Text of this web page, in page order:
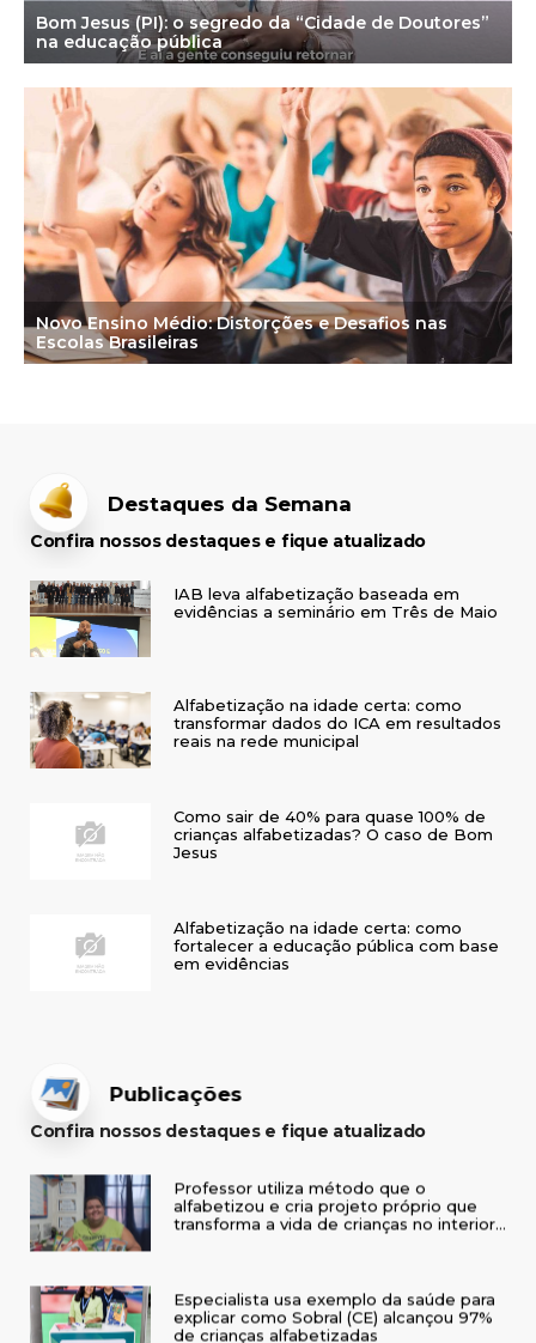
Bom Jesus (PI): o segredo da “Cidade de Doutores”
na educação pública
Novo Ensino Médio: Distorções e Desafios nas
Escolas Brasileiras
Destaques da Semana
Confira nossos destaques e fique atualizado
IAB leva alfabetização baseada em
evidências a seminário em Três de Maio
Alfabetização na idade certa: como
transformar dados do ICA em resultados
reais na rede municipal
Como sair de 40% para quase 100% de
crianças alfabetizadas? O caso de Bom
Jesus
Alfabetização na idade certa: como
fortalecer a educação pública com base
em evidências
Publicações
Confira nossos destaques e fique atualizado
Professor utiliza método que o
alfabetizou e cria projeto próprio que
transforma a vida de crianças no interior
Especialista usa exemplo da saúde para
explicar como Sobral (CE) alcançou 97%
de crianças alfabetizadas